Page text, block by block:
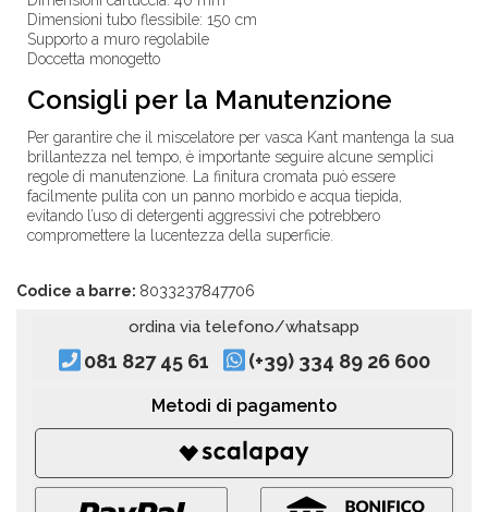
Dimensioni tubo flessibile: 150 cm
Supporto a muro regolabile
Doccetta monogetto
Consigli per la Manutenzione
Per garantire che il miscelatore per vasca Kant mantenga la sua
brillantezza nel tempo, è importante seguire alcune semplici
regole di manutenzione. La finitura cromata può essere
facilmente pulita con un panno morbido e acqua tiepida,
evitando l’uso di detergenti aggressivi che potrebbero
compromettere la lucentezza della superficie.
Codice a barre: 8033237847706
ordina via telefono/whatsapp
081 827 45 61 (+39) 334 89 26 600
Metodi di pagamento